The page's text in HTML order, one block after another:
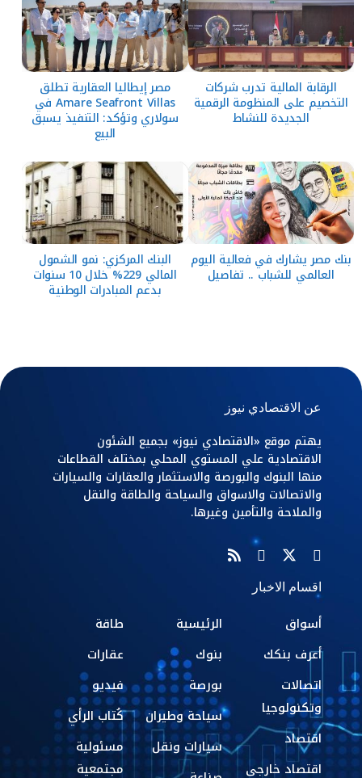
الرقابة المالية تدرب شركات
التخصيم على المنظومة الرقمية
الجديدة للنشاط
مصر إيطاليا العقارية تطلق
Amare Seafront Villas في
سولاري وتؤكد: التنفيذ يسبق
البيع
بنك مصر يشارك في فعالية اليوم
العالمي للشباب .. تفاصيل
البنك المركزي: نمو الشمول
المالي 229% خلال 10 سنوات
بدعم المبادرات الوطنية
عن الاقتصادي نيوز
يهتم موقع «الاقتصادي نيوز» بجميع الشئون
الاقتصادية علي المستوي المحلي بمختلف القطاعات
منها البنوك والبورصة والاستثمار والعقارات والسيارات
والاتصالات والاسواق والسياحة والطاقة والنقل
والملاحة والتأمين وغيرها.
اقسام الاخبار
أسواق
أعرف بنكك
اتصالات
وتكنولوجيا
اقتصاد
اقتصاد خارجي
الرئيسية
بنوك
بورصة
سياحة وطيران
سيارات ونقل
طاقة
عقارات
فيديو
كُتاب الرأي
مسئولية
مجتمعية